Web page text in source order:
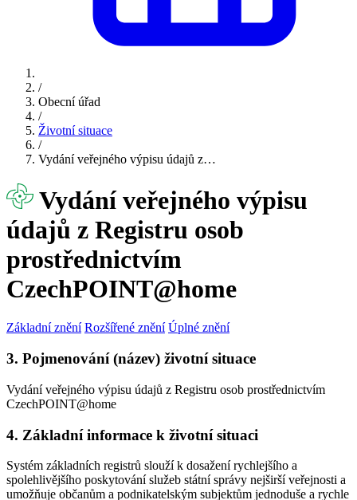
/
Obecní úřad
/
Životní situace
/
Vydání veřejného výpisu údajů z…
Vydání veřejného výpisu
údajů z Registru osob
prostřednictvím
CzechPOINT@home
Základní znění Rozšířené znění Úplné znění
3. Pojmenování (název) životní situace
Vydání veřejného výpisu údajů z Registru osob prostřednictvím
CzechPOINT@home
4. Základní informace k životní situaci
Systém základních registrů slouží k dosažení rychlejšího a
spolehlivějšího poskytování služeb státní správy nejširší veřejnosti a
umožňuje občanům a podnikatelským subjektům jednoduše a rychle